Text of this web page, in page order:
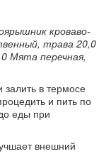
кроваво-
трава 20,0
Мята перечная,
залить в термосе
и пить по
еды при
внешний